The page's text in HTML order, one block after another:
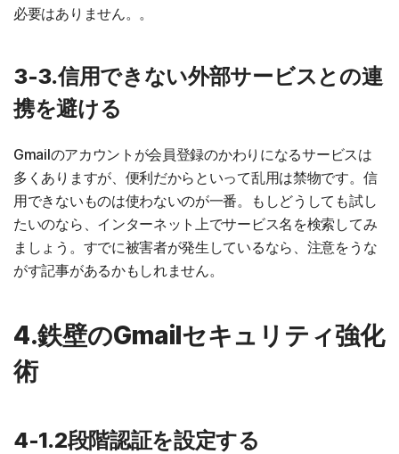
必要はありません。。
3-3.信用できない外部サービスとの連
携を避ける
Gmailのアカウントが会員登録のかわりになるサービスは
多くありますが、便利だからといって乱用は禁物です。信
用できないものは使わないのが一番。もしどうしても試し
たいのなら、インターネット上でサービス名を検索してみ
ましょう。すでに被害者が発生しているなら、注意をうな
がす記事があるかもしれません。
4.鉄壁のGmailセキュリティ強化
術
4-1.2段階認証を設定する